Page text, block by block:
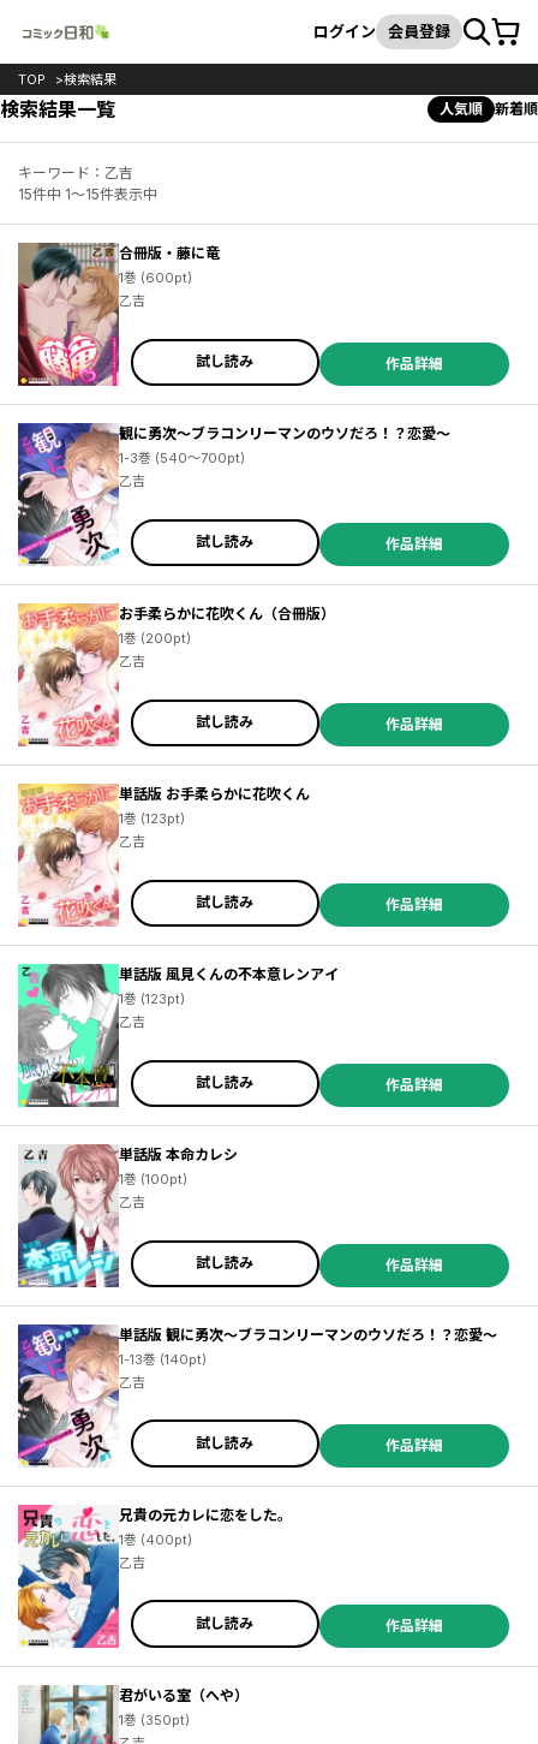
検索
ログイン 会員登録カート
TOP 検索結果
検索結果一覧 人気順 新着順
キーワード：乙吉
15件中 1～15件表示中
合冊版・藤に竜
1巻 (600pt)
乙吉
試し読み 作品詳細
観に勇次～ブラコンリーマンのウソだろ！？恋愛～
1-3巻 (540～700pt)
乙吉
試し読み 作品詳細
お手柔らかに花吹くん（合冊版）
1巻 (200pt)
乙吉
試し読み 作品詳細
単話版 お手柔らかに花吹くん
1巻 (123pt)
乙吉
試し読み 作品詳細
単話版 風見くんの不本意レンアイ
1巻 (123pt)
乙吉
試し読み 作品詳細
単話版 本命カレシ
1巻 (100pt)
乙吉
試し読み 作品詳細
単話版 観に勇次～ブラコンリーマンのウソだろ！？恋愛～
1-13巻 (140pt)
乙吉
試し読み 作品詳細
兄貴の元カレに恋をした。
1巻 (400pt)
乙吉
試し読み 作品詳細
君がいる室（へや）
1巻 (350pt)